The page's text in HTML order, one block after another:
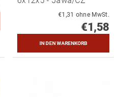
€1,31 ohne MwSt.
€1,58